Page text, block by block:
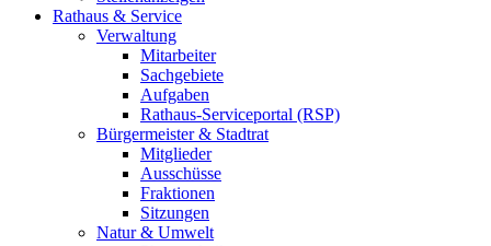
Rathaus & Service
Verwaltung
Mitarbeiter
Sachgebiete
Aufgaben
Rathaus-Serviceportal (RSP)
Bürgermeister & Stadtrat
Mitglieder
Ausschüsse
Fraktionen
Sitzungen
Natur & Umwelt